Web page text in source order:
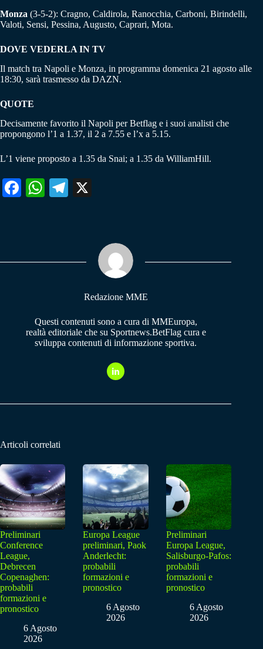
Monza (3-5-2): Cragno, Caldirola, Ranocchia, Carboni, Birindelli,
Valoti, Sensi, Pessina, Augusto, Caprari, Mota.
DOVE VEDERLA IN TV
Il match tra Napoli e Monza, in programma domenica 21 agosto alle
18:30, sarà trasmesso da DAZN.
QUOTE
Decisamente favorito il Napoli per Betflag e i suoi analisti che
propongono l’1 a 1.37, il 2 a 7.55 e l’x a 5.15.
L’1 viene proposto a 1.35 da Snai; a 1.35 da WilliamHill.
Fa W
pp
Te
m
Redazione MME
Questi contenuti sono a cura di MMEuropa,
realtà editoriale che su Sportnews.BetFlag cura e
sviluppa contenuti di informazione sportiva.
Articoli correlati
Preliminari
Conference
League,
Debrecen
Copenaghen:
probabili
formazioni e
pronostico
6 Agosto
2026
Europa League
preliminari, Paok
Anderlecht:
probabili
formazioni e
pronostico
6 Agosto
2026
Preliminari
Europa League,
Salisburgo-Pafos:
probabili
formazioni e
pronostico
6 Agosto
2026